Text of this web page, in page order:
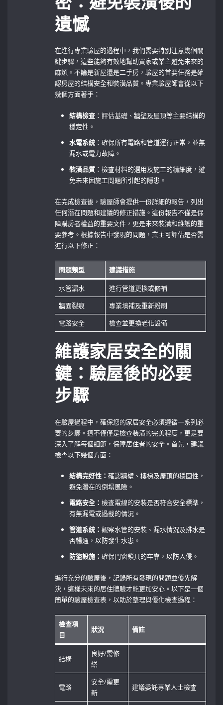
遺憾
在進行專業驗屋的過程中，我們需要特別注意幾個關
鍵步驟，這些能夠有效地幫助買家或業主避免未來的
麻煩。不論是新屋還是二手房，驗屋的首要任務是確
認房屋的結構安全和裝潢品質。專業驗屋師會從以下
幾個方面著手：
結構檢查 ：評估基礎、牆壁及屋頂等主要結構的
穩定性。
水電系統 ：確保所有電路和管道運行正常，並無
漏水或電力故障。
裝潢品質 ：檢查材料的選用及施工的精細度，避
免未來因施工問題所引起的隱患。
在完成檢查後，驗屋師會提供一份詳細的報告，列出
任何潛在問題和建議的修正措施。這份報告不僅是保
障購房者權益的重要文件，更是未來裝潢和維護的重
要參考。根據報告中發現的問題，業主可評估是否需
進行以下修正：
問題類型 建議措施
水管漏水
進行管道更換或修補
牆面裂痕
專業填補及重新粉刷
電路安全
檢查並更換老化設備
維護家居安全的關
鍵：驗屋後的必要
步驟
在驗屋過程中，確保您的家居安全必須遵循一系列必
要的步驟。這不僅僅是檢查裝潢的完美程度，更是要
深入了解每個細節，保障居住者的安全。首先，建議
檢查以下幾個方面：
結構完好性：確認牆壁、樓梯及屋頂的穩固性，
避免潛在的倒塌風險。
電路安全：檢查電線的安裝是否符合安全標準，
有無漏電或過載的情況。
管道系統：觀察水管的安裝、漏水情況及排水是
否暢通，以防發生水患。
防盜設施：確保門窗鎖具的牢靠，以防入侵。
進行充分的驗屋後，記錄所有發現的問題並優先解
決，這樣未來的居住體驗才能更加安心。以下是一個
簡單的驗屋檢查表，以助於整理與優化檢查過程：
檢查項
目
狀況 備註
結構
良好/需修
繕
電路
安全/需更
新
建議委託專業人士檢查